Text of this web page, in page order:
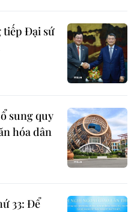
tiếp Đại sứ
sung quy
hóa dân
33: Để